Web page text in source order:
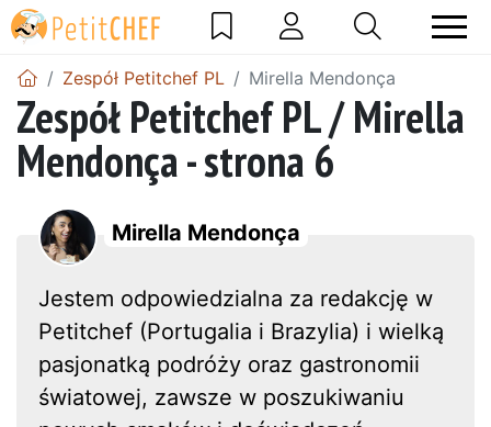
Zespół Petitchef PL Mirella Mendonça
Zespół Petitchef PL / Mirella
Mendonça - strona 6
Mirella Mendonça
Jestem odpowiedzialna za redakcję w
Petitchef (Portugalia i Brazylia) i wielką
pasjonatką podróży oraz gastronomii
światowej, zawsze w poszukiwaniu